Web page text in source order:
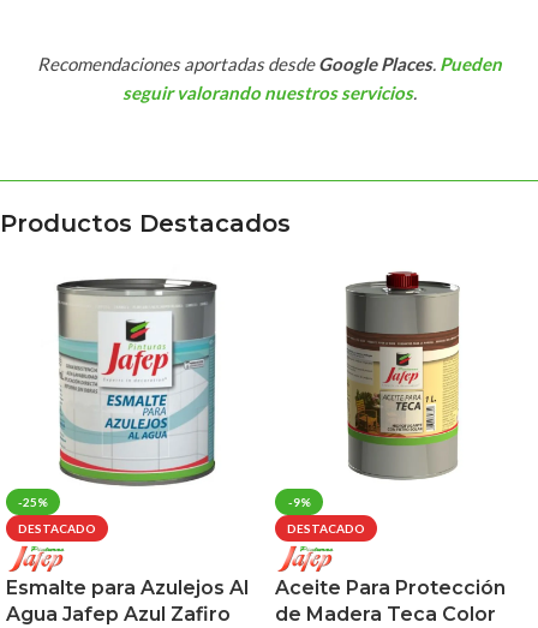
Recomendaciones aportadas desdeGoogle Places. Pueden
seguir valorando nuestros servicios.
Productos Destacados
-25%
DESTACADO
Esmalte para Azulejos Al
Agua Jafep Azul Zafiro
-9%
DESTACADO
Aceite Para Protección
de Madera Teca Color